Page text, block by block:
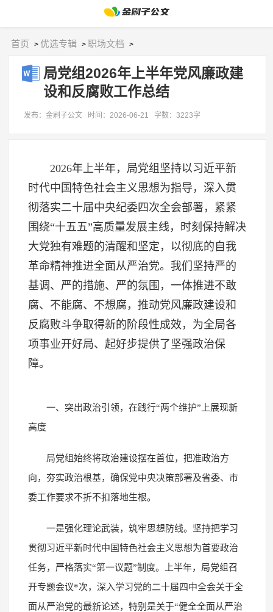
首页 >优选专辑 >职场文档 >
局党组2026年上半年党风廉政建
设和反腐败工作总结
发布：金刷子公文 时间：2026-06-21 字数：3223字
2026年上半年，局党组坚持以习近平新
时代中国特色社会主义思想为指导，深入贯
彻落实二十届中央纪委四次全会部署，紧紧
围绕“十五五”高质量发展主线，时刻保持解决
大党独有难题的清醒和坚定，以彻底的自我
革命精神推进全面从严治党。我们坚持严的
基调、严的措施、严的氛围，一体推进不敢
腐、不能腐、不想腐，推动党风廉政建设和
反腐败斗争取得新的阶段性成效，为全局各
项事业开好局、起好步提供了坚强政治保
障。
一、突出政治引领，在践行“两个维护”上展现新
高度
局党组始终将政治建设摆在首位，把准政治方
向，夯实政治根基，确保党中央决策部署及省委、市
委工作要求不折不扣落地生根。
一是强化理论武装，筑牢思想防线。坚持把学习
贯彻习近平新时代中国特色社会主义思想为首要政治
任务，严格落实“第一议题”制度。上半年，局党组召
开专题会议*次，深入学习党的二十届四中全会关于全
面从严治党的最新论述，特别是关于“健全全面从严治